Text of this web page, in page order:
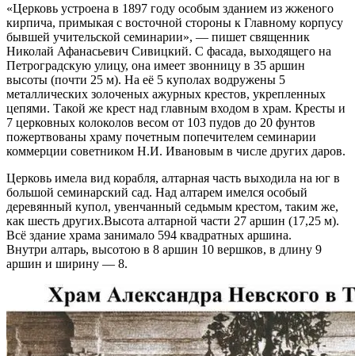
«Церковь устроена в 1897 году особым зданием из жженого
кирпича, примыкая с восточной стороны к Главному корпусу
бывшей учительской семинарии», — пишет священник
Николай Афанасьевич Сивицкий. С фасада, выходящего на
Петроградскую улицу, она имеет звонницу в 35 аршин
высоты (почти 25 м). На её 5 куполах водружены 5
металлических золоченых ажурных крестов, укрепленных
цепями. Такой же крест над главным входом в храм. Кресты и
7 церковных колоколов весом от 103 пудов до 20 фунтов
пожертвованы храму почетным попечителем семинарии
коммерции советником Н.И. Ивановым в числе других даров.
Церковь имела вид корабля, алтарная часть выходила на юг в
большой семинарский сад. Над алтарем имелся особый
деревянный купол, увенчанный седьмым крестом, таким же,
как шесть других.Высота алтарной части 27 аршин (17,25 м).
Всё здание храма занимало 594 квадратных аршина.
Внутри алтарь, высотою в 8 аршин 10 вершков, в длину 9
аршин и ширину — 8.